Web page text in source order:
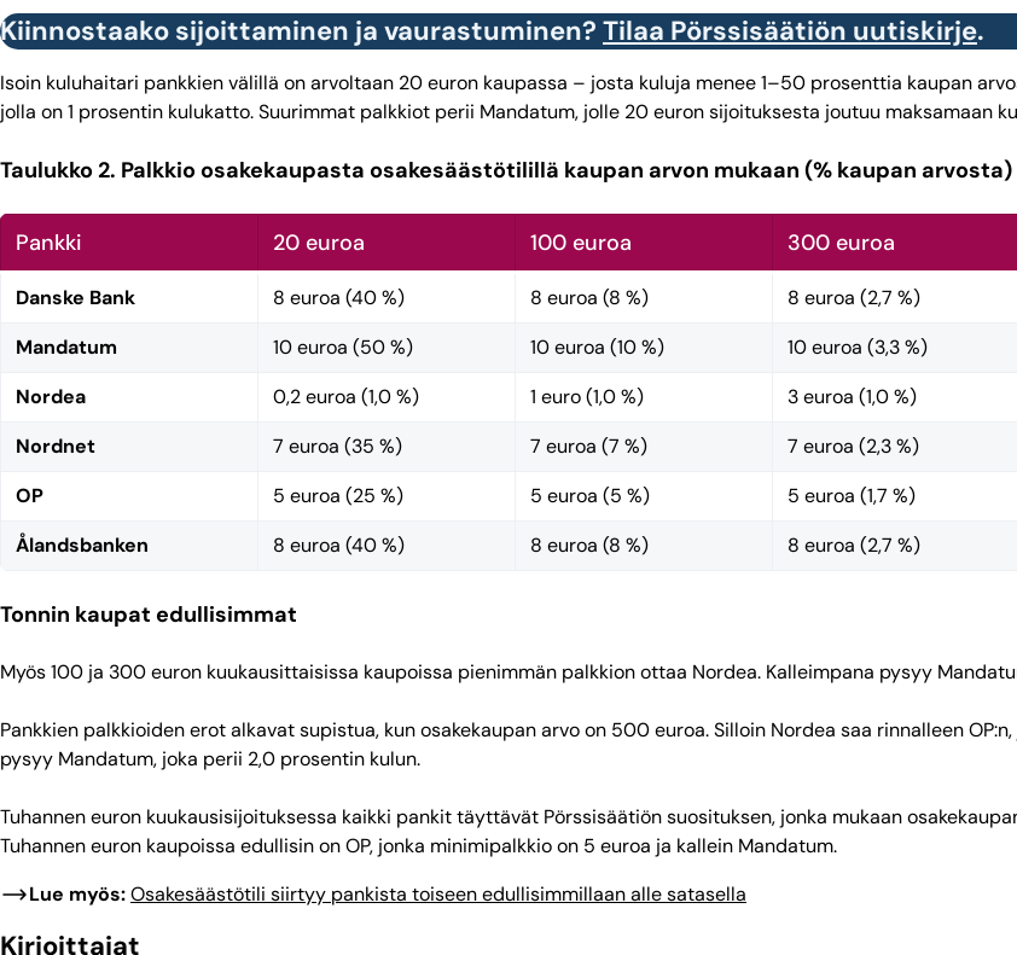
Kiinnostaako sijoittaminen ja vaurastuminen? Tilaa Pörssisäätiön uutiskirje.
Isoin kuluhaitari pankkien välillä on arvoltaan 20 euron kaupassa – josta kuluja menee 1–50 prosenttia kaupan
jolla on 1 prosentin kulukatto. Suurimmat palkkiot perii Mandatum, jolle 20 euron sijoituksesta joutuu maksamaan
Taulukko 2. Palkkio osakekaupasta osakesäästötilillä kaupan arvon mukaan (% kaupan arvosta)
Pankki 20 euroa 100 euroa 300 euroa
Danske Bank 8 euroa (40 %) 8 euroa (8 %) 8 euroa (2,7 %)
Mandatum
10 euroa (50 %) 10 euroa (10 %) 10 euroa (3,3 %)
Nordea
0,2 euroa (1,0 %) 1 euro (1,0 %) 3 euroa (1,0 %)
Nordnet
7 euroa (35 %) 7 euroa (7 %) 7 euroa (2,3 %)
OP
5 euroa (25 %) 5 euroa (5 %) 5 euroa (1,7 %)
Ålandsbanken
8 euroa (40 %) 8 euroa (8 %) 8 euroa (2,7 %)
Tonnin kaupat edullisimmat
Myös 100 ja 300 euron kuukausittaisissa kaupoissa pienimmän palkkion ottaa Nordea. Kalleimpana pysyy
Pankkien palkkioiden erot alkavat supistua, kun osakekaupan arvo on 500 euroa. Silloin Nordea saa rinnalleen
pysyy Mandatum, joka perii 2,0 prosentin kulun.
Tuhannen euron kuukausisijoituksessa kaikki pankit täyttävät Pörssisäätiön suosituksen, jonka mukaan
Tuhannen euron kaupoissa edullisin on OP, jonka minimipalkkio on 5 euroa ja kallein Mandatum.
Lue myös:Osakesäästötili siirtyy pankista toiseen edullisimmillaan alle satasella
Kirjoittajat